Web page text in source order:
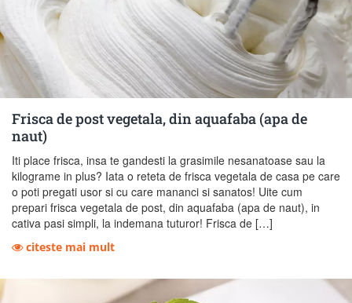
Frisca de post vegetala, din aquafaba (apa de
naut)
Iti place frisca, insa te gandesti la grasimile nesanatoase sau la
kilograme in plus? Iata o reteta de frisca vegetala de casa pe care
o poti pregati usor si cu care mananci si sanatos! Uite cum
prepari frisca vegetala de post, din aquafaba (apa de naut), in
cativa pasi simpli, la indemana tuturor! Frisca de […]
citeste mai mult